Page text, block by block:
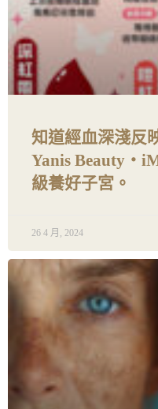
知道經血深淺反
Yanis Beauty・
級養好子宮。
26 4 月, 2024